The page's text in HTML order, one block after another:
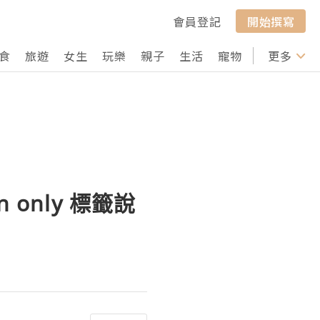
會員登記
開始撰寫
旅遊 女生 玩樂 親子 生活 寵物 行山 打卡
更多
only 標籤說